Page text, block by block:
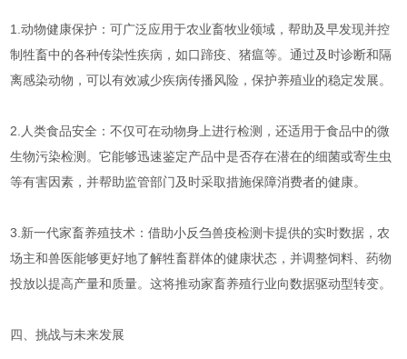
1.动物健康保护：可广泛应用于农业畜牧业领域，帮助及早发现并控
制牲畜中的各种传染性疾病，如口蹄疫、猪瘟等。通过及时诊断和隔
离感染动物，可以有效减少疾病传播风险，保护养殖业的稳定发展。
2.人类食品安全：不仅可在动物身上进行检测，还适用于食品中的微
生物污染检测。它能够迅速鉴定产品中是否存在潜在的细菌或寄生虫
等有害因素，并帮助监管部门及时采取措施保障消费者的健康。
3.新一代家畜养殖技术：借助小反刍兽疫检测卡提供的实时数据，农
场主和兽医能够更好地了解牲畜群体的健康状态，并调整饲料、药物
投放以提高产量和质量。这将推动家畜养殖行业向数据驱动型转变。
四、挑战与未来发展